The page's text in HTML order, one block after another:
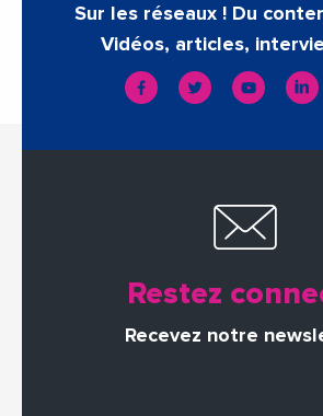
Sur les réseaux ! Du
Vidéos, articles,
Restez
Recevez notre